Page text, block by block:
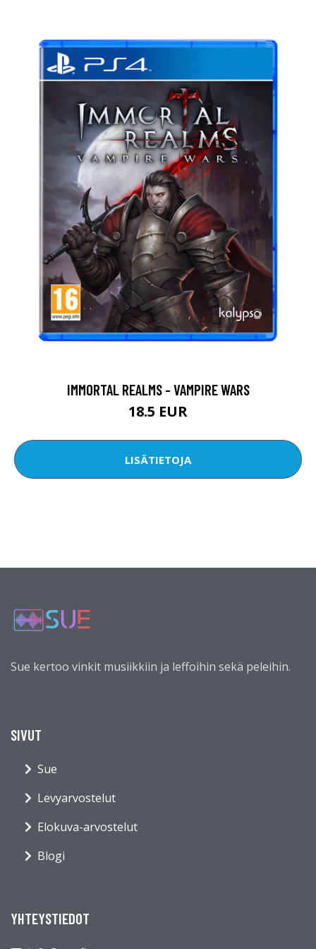
IMMORTAL REALMS - VAMPIRE WARS
18.5 EUR
LISÄTIETOJA
Sue kertoo vinkit musiikkiin ja leffoihin sekä peleihin.
SIVUT
Sue
Levyarvostelut
Elokuva-arvostelut
Blogi
YHTEYSTIEDOT